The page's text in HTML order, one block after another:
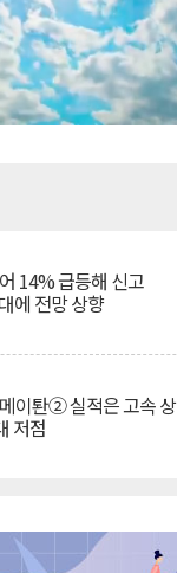
14% 급등해 신고
에 전망 상향
이퇀② 실적은 고속 상
저점